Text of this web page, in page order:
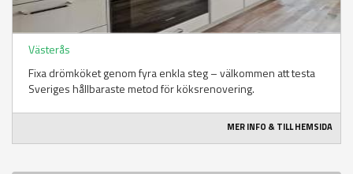
Västerås
Fixa drömköket genom fyra enkla steg – välkommen att testa
Sveriges hållbaraste metod för köksrenovering.
MER INFO & TILL HEMSIDA